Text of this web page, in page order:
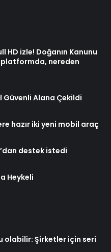
HD izle! Doğanın Kanunu
platformda, nereden
Güvenli Alana Çekildi
hazır iki yeni mobil araç
destek istedi
Heykeli
olabilir: Şirketler için seri